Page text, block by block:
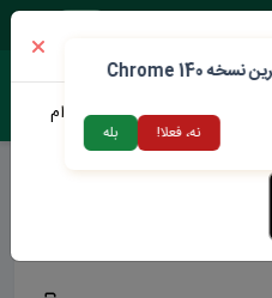
صبری
توانید از طریق لینک زیر اقدام
لطفاً مرورگر خود را به آخرین نسخه Chrome 140
نه، فعلا! بله